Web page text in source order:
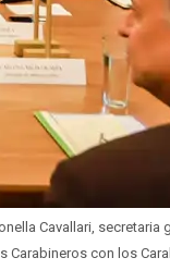
Cavallari, secretaria
Carabineros con los